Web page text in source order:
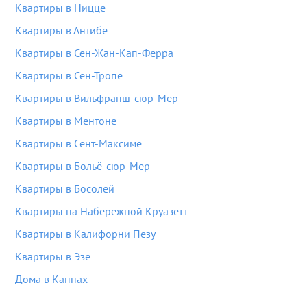
Квартиры в Ницце
Квартиры в Антибе
Квартиры в Сен-Жан-Кап-Ферра
Квартиры в Сен-Тропе
Квартиры в Вильфранш-сюр-Мер
Квартиры в Ментоне
Квартиры в Сент-Максиме
Квартиры в Больё-сюр-Мер
Квартиры в Босолей
Квартиры на Набережной Круазетт
Квартиры в Калифорни Пезу
Квартиры в Эзе
Дома в Каннах